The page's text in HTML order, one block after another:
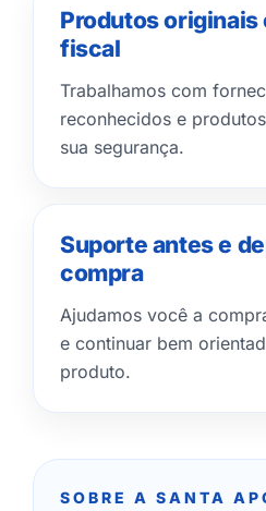
Produtos originais
fiscal
Trabalhamos com
reconhecidos e
sua segurança.
Suporte antes e
compra
Ajudamos você a
e continuar bem
produto.
SOBRE A SANTA